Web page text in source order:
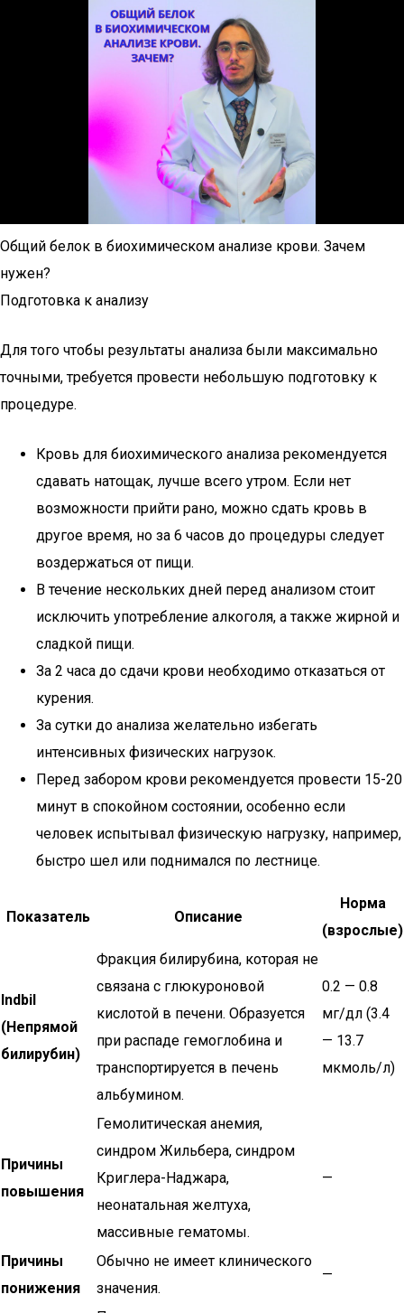
Общий белок в биохимическом анализе крови. Зачем
нужен?
Подготовка к анализу
Для того чтобы результаты анализа были максимально
точными, требуется провести небольшую подготовку к
процедуре.
Кровь для биохимического анализа рекомендуется
сдавать натощак, лучше всего утром. Если нет
возможности прийти рано, можно сдать кровь в
другое время, но за 6 часов до процедуры следует
воздержаться от пищи.
В течение нескольких дней перед анализом стоит
исключить употребление алкоголя, а также жирной и
сладкой пищи.
За 2 часа до сдачи крови необходимо отказаться от
курения.
За сутки до анализа желательно избегать
интенсивных физических нагрузок.
Перед забором крови рекомендуется провести 15-20
минут в спокойном состоянии, особенно если
человек испытывал физическую нагрузку, например,
быстро шел или поднимался по лестнице.
Показатель Описание
Норма
(взрослые)
Indbil
(Непрямой
билирубин)
Фракция билирубина, которая не
связана с глюкуроновой
кислотой в печени. Образуется
при распаде гемоглобина и
транспортируется в печень
альбумином.
0.2 — 0.8
мг/дл (3.4
— 13.7
мкмоль/л)
Причины
повышения
Гемолитическая анемия,
синдром Жильбера, синдром
Криглера-Наджара,
неонатальная желтуха,
массивные гематомы.
—
Причины
понижения
Обычно не имеет клинического
значения.
—